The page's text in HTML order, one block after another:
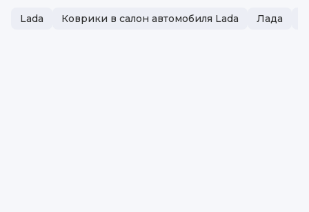
Lada Коврики в салон автомобиля Lada Лада